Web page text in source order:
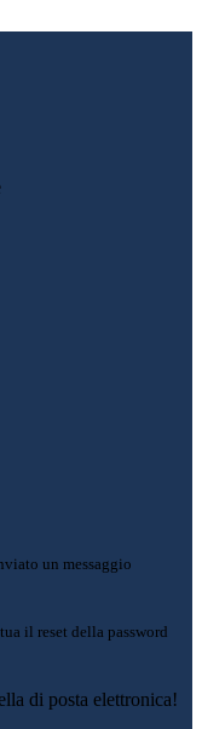
un messaggio
il reset della password
di posta elettronica!